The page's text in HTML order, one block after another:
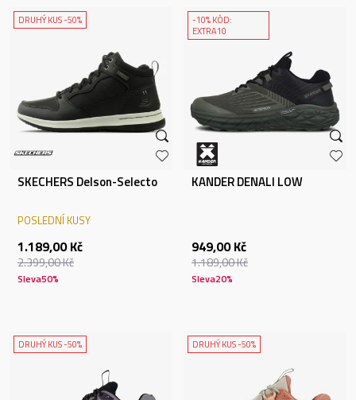
DRUHÝ KUS -50%
SKECHERS Delson-Selecto
POSLEDNÍ KUSY
1.189,00 Kč
2.399,00Kč
Sleva50%
-10% KÓD:
EXTRA10
KANDER DENALI LOW
949,00 Kč
1.189,00Kč
Sleva20%
DRUHÝ KUS -50% DRUHÝ KUS -50%